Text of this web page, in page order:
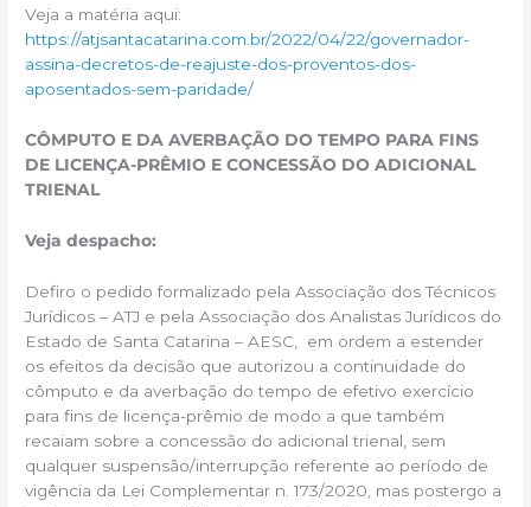
Veja a matéria aqui:
https://atjsantacatarina.com.br/2022/04/22/governador-
assina-decretos-de-reajuste-dos-proventos-dos-
aposentados-sem-paridade/
CÔMPUTO E DA AVERBAÇÃO DO TEMPO PARA FINS
DE LICENÇA-PRÊMIO E CONCESSÃO DO ADICIONAL
TRIENAL
Veja despacho:
Defiro o pedido formalizado pela Associação dos Técnicos
Jurídicos – ATJ e pela Associação dos Analistas Jurídicos do
Estado de Santa Catarina – AESC, em ordem a estender
os efeitos da decisão que autorizou a continuidade do
cômputo e da averbação do tempo de efetivo exercício
para fins de licença-prêmio de modo a que também
recaiam sobre a concessão do adicional trienal, sem
qualquer suspensão/interrupção referente ao período de
vigência da Lei Complementar n. 173/2020, mas postergo a